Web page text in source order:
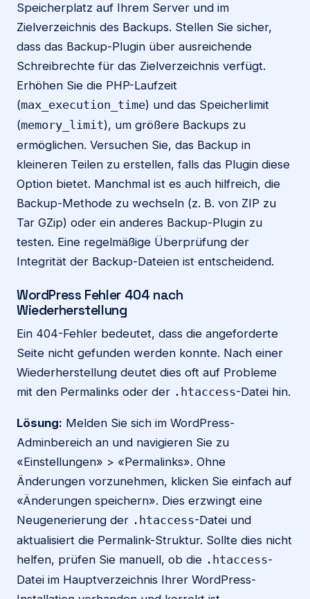
Speicherplatz auf Ihrem Server und im
Zielverzeichnis des Backups. Stellen Sie sicher,
dass das Backup-Plugin über ausreichende
Schreibrechte für das Zielverzeichnis verfügt.
Erhöhen Sie die PHP-Laufzeit
(max_execution_time) und das Speicherlimit
(memory_limit), um größere Backups zu
ermöglichen. Versuchen Sie, das Backup in
kleineren Teilen zu erstellen, falls das Plugin diese
Option bietet. Manchmal ist es auch hilfreich, die
Backup-Methode zu wechseln (z. B. von ZIP zu
Tar GZip) oder ein anderes Backup-Plugin zu
testen. Eine regelmäßige Überprüfung der
Integrität der Backup-Dateien ist entscheidend.
WordPress Fehler 404 nach
Wiederherstellung
Ein 404-Fehler bedeutet, dass die angeforderte
Seite nicht gefunden werden konnte. Nach einer
Wiederherstellung deutet dies oft auf Probleme
mit den Permalinks oder der .htaccess-Datei hin.
Lösung: Melden Sie sich im WordPress-
Adminbereich an und navigieren Sie zu
«Einstellungen» > «Permalinks». Ohne
Änderungen vorzunehmen, klicken Sie einfach auf
«Änderungen speichern». Dies erzwingt eine
Neugenerierung der .htaccess-Datei und
aktualisiert die Permalink-Struktur. Sollte dies nicht
helfen, prüfen Sie manuell, ob die .htaccess-
Datei im Hauptverzeichnis Ihrer WordPress-